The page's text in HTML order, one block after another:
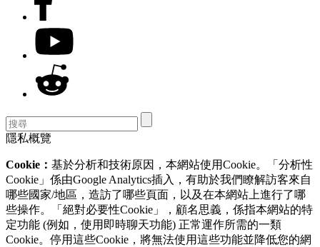
隱私概覽
Cookie： 基於分析和技術原因，本網站使用Cookie。「分析性
Cookie」係由Google Analytics插入，有助於我們瞭解訪客來自
哪些國家/地區，造訪了哪些頁面，以及在本網站上進行了哪
些操作。「絕對必要性Cookie」，顧名思義，係指本網站的特
定功能 (例如，使用即時聊天功能) 正常運作所需的一類
Cookie。停用這些Cookie，將無法使用這些功能並降低您的網